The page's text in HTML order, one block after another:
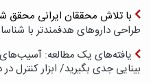
با تلاش محققان ایرانی محقق
طراحی داروهای هدفمندتر با
یافته‌های یک مطالعه:
بینایی جدی بگیرید/ ابزار